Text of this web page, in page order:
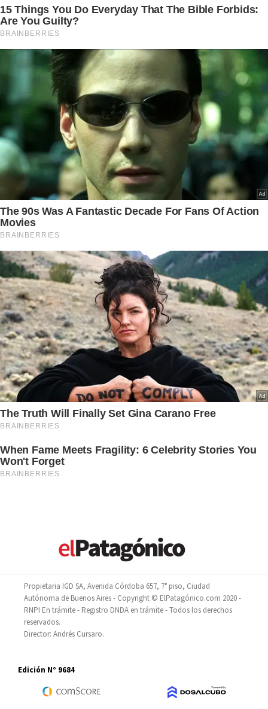
Propietaria IGD SA, Avenida Córdoba 657, 7° piso, Ciudad
Autónoma de Buenos Aires - Copyright © ElPatagónico.com 2020 -
RNPI En trámite - Registro DNDA en trámite - Todos los derechos
reservados.
Director: Andrés Cursaro.
Edición N° 9684